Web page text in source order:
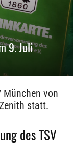
9. Juli
München von
statt.
des TSV